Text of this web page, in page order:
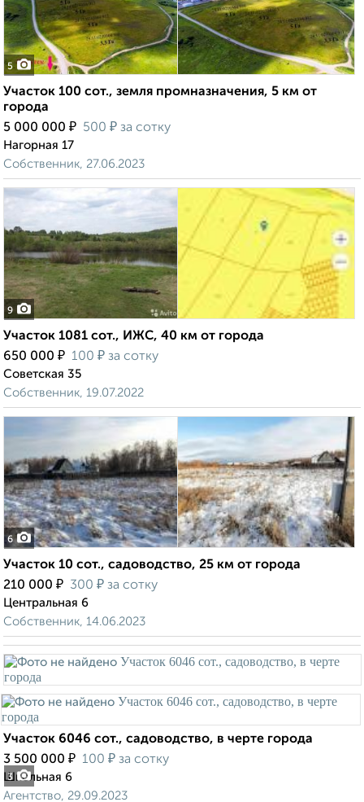
5
Участок 100 сот., земля промназначения, 5 км от
города
5 000 000 ₽ 500 ₽ за сотку
Нагорная 17
Собственник, 27.06.2023
9
Участок 1081 сот., ИЖС, 40 км от города
650 000 ₽ 100 ₽ за сотку
Советская 35
Собственник, 19.07.2022
6
Участок 10 сот., садоводство, 25 км от города
210 000 ₽ 300 ₽ за сотку
Центральная 6
Собственник, 14.06.2023
3
Участок 6046 сот., садоводство, в черте города
3 500 000 ₽ 100 ₽ за сотку
Школьная 6
Агентство, 29.09.2023